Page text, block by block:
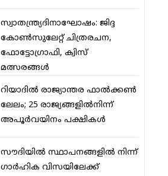
സ്വാതന്ത്ര്യദിനാഘോഷം: ജിദ്ദ
കോണ്‍സുലേറ്റ് ചിത്രരചന,
ഫോട്ടോഗ്രാഫി, ക്വിസ്
മത്സരങ്ങള്‍
റിയാദില്‍ രാജ്യാന്തര ഫാല്‍ക്കണ്‍
ലേലം; 25 രാജ്യങ്ങളില്‍നിന്ന്
അപൂര്‍വയിനം പക്ഷികള്‍
സൗദിയില്‍ സ്ഥാപനങ്ങളില്‍ നിന്ന്
ഗാര്‍ഹിക വിസയിലേക്ക്